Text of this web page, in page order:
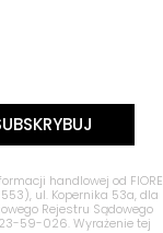
handlowej od FIORE
ul. Kopernika 53a, dla
Rejestru Sądowego
59-026. Wyrażenie tej